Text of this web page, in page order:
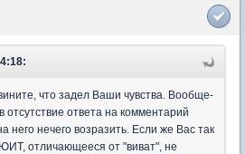
что задел Ваши чувства. Вообще-
отсутствие ответа на комментарий
него нечего возразить. Если же Вас так
отличающееся от "виват", не